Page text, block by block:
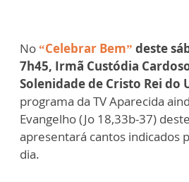
No“Celebrar Bem” deste
7h45, Irmã Custódia
Solenidade de Cristo Rei do
programa da TV Aparecida
Evangelho (Jo 18,33b-37)
apresentará cantos indicados
dia.